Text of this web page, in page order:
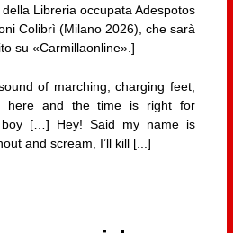
Libreria occupata Adespotos
Colibrì (Milano 2026), che sarà
su «Carmillaonline».]
of marching, charging feet,
here and the time is right for
[…] Hey! Said my name is
and scream, I’ll kill [...]